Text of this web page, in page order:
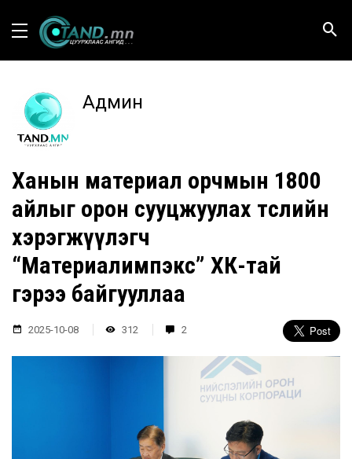
Админ
Ханын материал орчмын 1800
айлыг орон сууцжуулах төслийн
хэрэгжүүлэгч
“Материалимпэкс” ХК-тай
гэрээ байгууллаа
2025-10-08 312 2